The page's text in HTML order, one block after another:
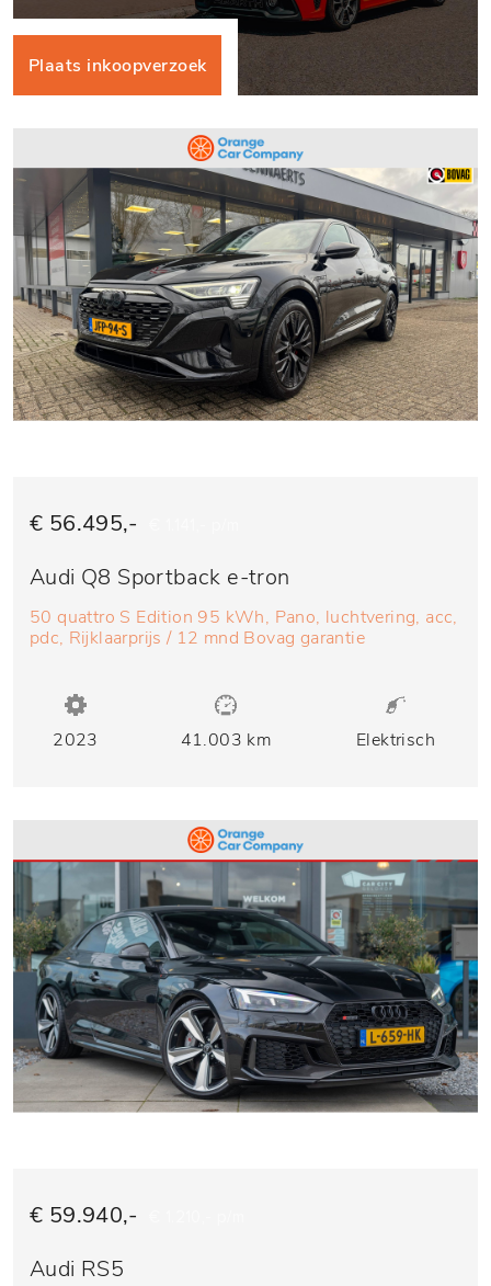
Plaats inkoopverzoek
€ 56.495,-
Audi Q8 Sportback e-tron
50 quattro S Edition 95 kWh, Pano, luchtvering, acc,
pdc, Rijklaarprijs / 12 mnd Bovag garantie
2023 41.003 km Elektrisch
€ 59.940,-
Audi RS5